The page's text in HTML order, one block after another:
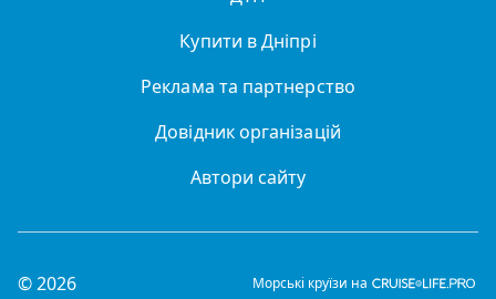
Купити в Дніпрі
Реклама та партнерство
Довідник організацій
Автори сайту
© 2026 Морські круїзи на